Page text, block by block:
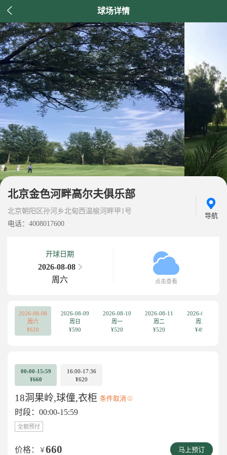
 球场详情
北京金色河畔高尔夫俱乐部
北京朝阳区孙河乡北甸西温榆河畔甲1号
电话：4008017600
导航
开球日期
2026-08-08
周六
点击查看
2026-08-08
周六
¥620
2026-08-09
周日
¥590
2026-08-10
周一
¥520
2026-08-11
周二
¥520
2026-08-12
周三
¥490
00:00-15:59
¥660
16:00-17:36
¥620
18洞果岭,球僮,衣柜 条件取消
时段：00:00-15:59
全额预付
价格： ￥660 马上预订